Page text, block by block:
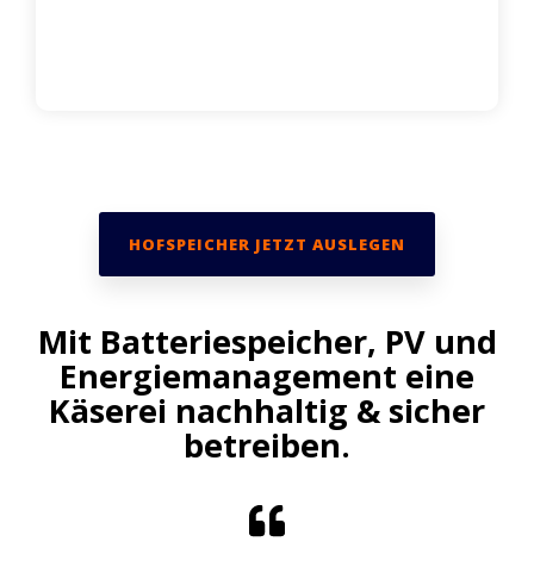
HOFSPEICHER JETZT AUSLEGEN
Mit Batteriespeicher, PV und
Energiemanagement eine
Käserei nachhaltig & sicher
betreiben.